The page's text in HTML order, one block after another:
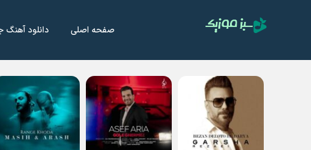
صفحه اصلی دانلود آهنگ